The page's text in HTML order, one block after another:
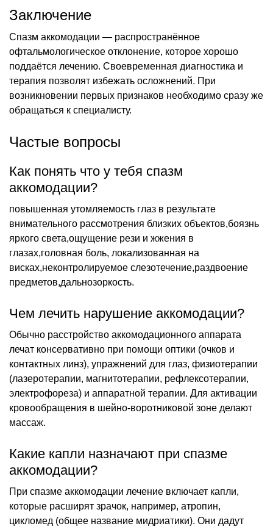
Заключение
Спазм аккомодации — распространённое
офтальмологическое отклонение, которое хорошо
поддаётся лечению. Своевременная диагностика и
терапия позволят избежать осложнений. При
возникновении первых признаков необходимо сразу же
обращаться к специалисту.
Частые вопросы
Как понять что у тебя спазм
аккомодации?
повышенная утомляемость глаз в результате
внимательного рассмотрения близких объектов,боязнь
яркого света,ощущение рези и жжения в
глазах,головная боль, локализованная на
висках,неконтролируемое слезотечение,раздвоение
предметов,дальнозоркость.
Чем лечить нарушение аккомодации?
Обычно расстройство аккомодационного аппарата
лечат консервативно при помощи оптики (очков и
контактных линз), упражнений для глаз, физиотерапии
(лазеротерапии, магнитотерапии, рефлексотерапии,
электрофореза) и аппаратной терапии. Для активации
кровообращения в шейно-воротниковой зоне делают
массаж.
Какие капли назначают при спазме
аккомодации?
При спазме аккомодации лечение включает капли,
которые расширят зрачок, например, атропин,
цикломед (общее название мидриатики). Они дадут